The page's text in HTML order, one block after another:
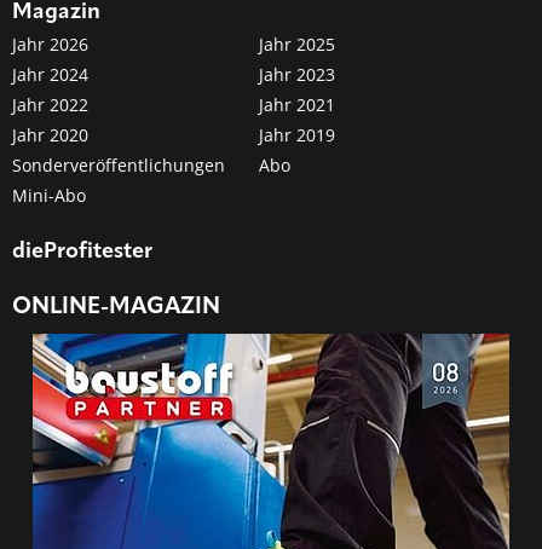
Magazin
Jahr 2026
Jahr 2025
Jahr 2024
Jahr 2023
Jahr 2022
Jahr 2021
Jahr 2020
Jahr 2019
Sonderveröffentlichungen
Abo
Mini-Abo
dieProfitester
ONLINE-MAGAZIN